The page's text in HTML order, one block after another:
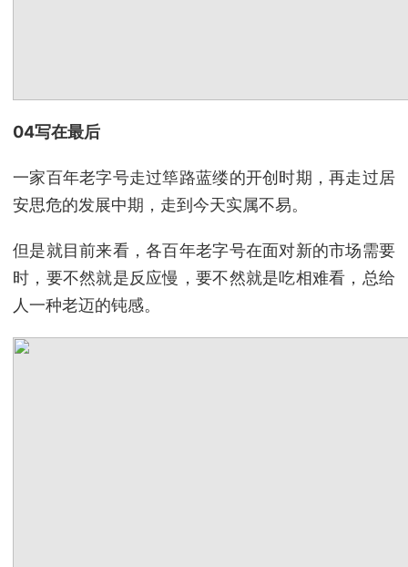
04写在最后
一家百年老字号走过筚路蓝缕的开创时期，再走过居
安思危的发展中期，走到今天实属不易。
但是就目前来看，各百年老字号在面对新的市场需要
时，要不然就是反应慢，要不然就是吃相难看，总给
人一种老迈的钝感。